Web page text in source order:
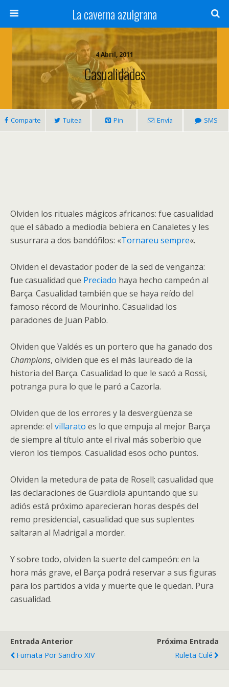
La caverna azulgrana
4 Abril, 2011
Casualidades
Comparte Tuitea Pin Envía SMS
Olviden los rituales mágicos africanos: fue casualidad
que el sábado a mediodía bebiera en Canaletes y les
susurrara a dos bandófilos: «Tornareu sempre«.
Olviden el devastador poder de la sed de venganza:
fue casualidad que Preciado haya hecho campeón al
Barça. Casualidad también que se haya reído del
famoso récord de Mourinho. Casualidad los
paradones de Juan Pablo.
Olviden que Valdés es un portero que ha ganado dos
Champions, olviden que es el más laureado de la
historia del Barça. Casualidad lo que le sacó a Rossi,
potranga pura lo que le paró a Cazorla.
Olviden que de los errores y la desvergüenza se
aprende: el villarato es lo que empuja al mejor Barça
de siempre al título ante el rival más soberbio que
vieron los tiempos. Casualidad esos ocho puntos.
Olviden la metedura de pata de Rosell; casualidad que
las declaraciones de Guardiola apuntando que su
adiós está próximo aparecieran horas despés del
remo presidencial, casualidad que sus suplentes
saltaran al Madrigal a morder.
Y sobre todo, olviden la suerte del campeón: en la
hora más grave, el Barça podrá reservar a sus figuras
para los partidos a vida y muerte que le quedan. Pura
casualidad.
Entrada Anterior
Fumata Por Sandro XIV
Próxima Entrada
Ruleta Culé